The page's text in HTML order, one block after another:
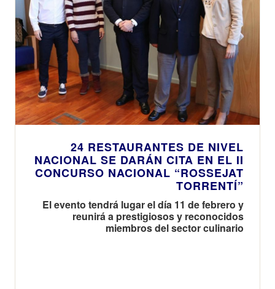
24 RESTAURANTES DE NIVEL
NACIONAL SE DARÁN CITA EN EL II
CONCURSO NACIONAL “ROSSEJAT
TORRENTÍ”
El evento tendrá lugar el día 11 de febrero y
reunirá a prestigiosos y reconocidos
miembros del sector culinario